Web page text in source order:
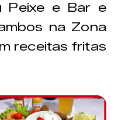
Peixe e Bar e
na Zona
receitas fritas